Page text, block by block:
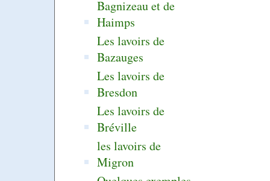
Bagnizeau et de
Haimps
Les lavoirs de
Bazauges
Les lavoirs de
Bresdon
Les lavoirs de
Bréville
les lavoirs de
Migron